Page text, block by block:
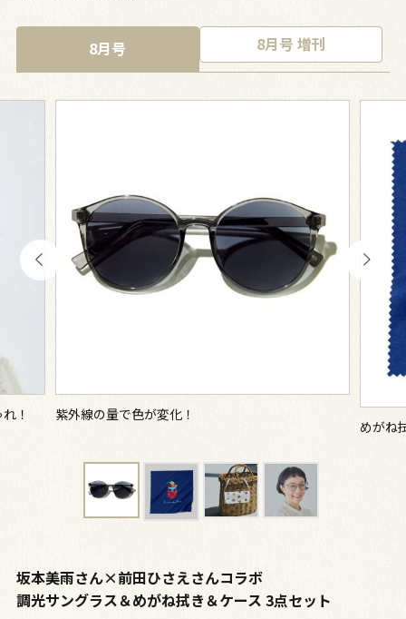
8月号 8月号 増刊
！ 紫外線の量で色が変化！
めがね
坂本美雨さん×前田ひさえさんコラボ
調光サングラス＆めがね拭き＆ケース 3点セット